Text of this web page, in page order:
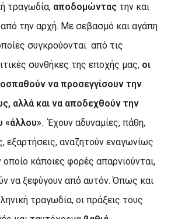
τραγωδία, αποδομώντας την και
την αρχή. Με σεβασμό και αγάπη
συγκρούονται από τις
συνθήκες της εποχής μας, οι
να προσεγγίσουν την
αλλά και να αποδεχθούν την
«άλλου». Έχουν αδυναμίες, πάθη,
εξαρτήσεις, αναζητούν εναγωνίως
κάποιες φορές απαρνιούνται,
να ξεφύγουν από αυτόν. Όπως και
τραγωδία, οι πράξεις τους